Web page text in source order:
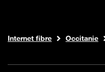
Boutique Orange
Internet fibre Occitanie